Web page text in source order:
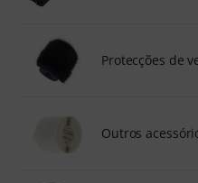
Protecções de
Outros